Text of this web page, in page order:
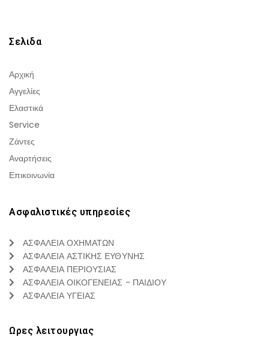
Σελιδα
Αρχική
Αγγελίες
Ελαστικά
Service
Ζάντες
Αναρτήσεις
Επικοινωνία
Ασφαλιστικές υπηρεσίες
ΑΣΦΑΛΕΙΑ ΟΧΗΜΑΤΩΝ
ΑΣΦΑΛΕΙΑ ΑΣΤΙΚΗΣ ΕΥΘΥΝΗΣ
ΑΣΦΑΛΕΙΑ ΠΕΡΙΟΥΣΙΑΣ
ΑΣΦΑΛΕΙΑ ΟΙΚΟΓΕΝΕΙΑΣ - ΠΑΙΔΙΟΥ
ΑΣΦΑΛΕΙΑ ΥΓΕΙΑΣ
Ωρες λειτουργιας